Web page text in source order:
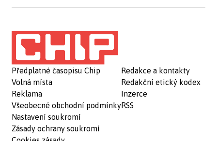
Předplatné časopisu Chip
Volná místa
Reklama
Všeobecné obchodní podmínky
Nastavení soukromí
Zásady ochrany soukromí
Redakce a kontakty
Redakční etický kodex
Inzerce
RSS